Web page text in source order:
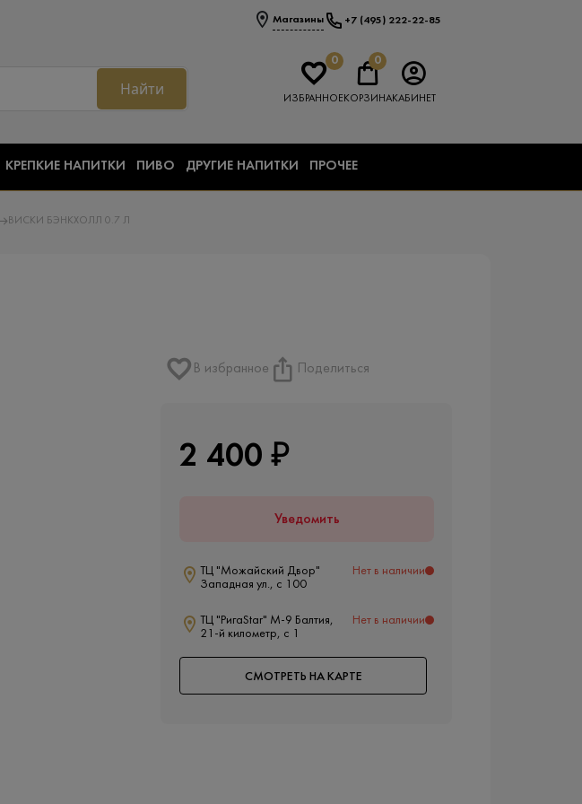
Магазины +7 (495) 222-22-85
Найти
0
ИЗБРАННОЕ
0
КОРЗИНАКАБИНЕТ
КРЕПКИЕ НАПИТКИ ПИВО ДРУГИЕ НАПИТКИ ПРОЧЕЕ
ВИСКИ БЭНКХОЛЛ 0.7 Л
В избранное Поделиться
2 400 ₽
Уведомить
ТЦ "Можайский Двор"
Западная ул., с 100
Нет в наличии
ТЦ "РигаStar" М-9 Балтия,
21-й километр, с 1
Нет в наличии
СМОТРЕТЬ НА КАРТЕ